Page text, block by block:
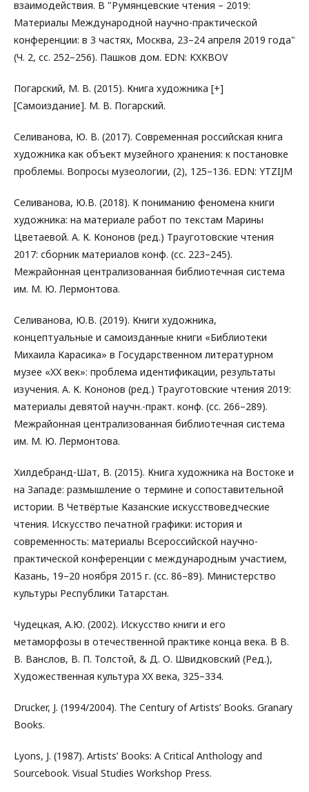
взаимодействия. В "Румянцевские чтения – 2019:
Материалы Международной научно-практической
конференции: в 3 частях, Москва, 23–24 апреля 2019 года"
(Ч. 2, сс. 252–256). Пашков дом. EDN: KXKBOV
Погарский, М. В. (2015). Книга художника [+]
[Самоиздание]. М. В. Погарский.
Селиванова, Ю. В. (2017). Современная российская книга
художника как объект музейного хранения: к постановке
проблемы. Вопросы музеологии, (2), 125–136. EDN: YTZIJM
Селиванова, Ю.В. (2018). К пониманию феномена книги
художника: на материале работ по текстам Марины
Цветаевой. А. К. Кононов (ред.) Трауготовские чтения
2017: сборник материалов конф. (сс. 223–245).
Межрайонная централизованная библиотечная система
им. М. Ю. Лермонтова.
Селиванова, Ю.В. (2019). Книги художника,
концептуальные и самоизданные книги «Библиотеки
Михаила Карасика» в Государственном литературном
музее «XX век»: проблема идентификации, результаты
изучения. А. К. Кононов (ред.) Трауготовские чтения 2019:
материалы девятой научн.-практ. конф. (сс. 266–289).
Межрайонная централизованная библиотечная система
им. М. Ю. Лермонтова.
Хилдебранд-Шат, В. (2015). Книга художника на Востоке и
на Западе: размышление о термине и сопоставительной
истории. В Четвёртые Казанские искусствоведческие
чтения. Искусство печатной графики: история и
современность: материалы Всероссийской научно-
практической конференции с международным участием,
Казань, 19–20 ноября 2015 г. (сс. 86–89). Министерство
культуры Республики Татарстан.
Чудецкая, А.Ю. (2002). Искусство книги и его
метаморфозы в отечественной практике конца века. В В.
В. Ванслов, В. П. Толстой, & Д. О. Швидковский (Ред.),
Художественная культура XX века, 325–334.
Drucker, J. (1994/2004). The Century of Artists’ Books. Granary
Books.
Lyons, J. (1987). Artists’ Books: A Critical Anthology and
Sourcebook. Visual Studies Workshop Press.